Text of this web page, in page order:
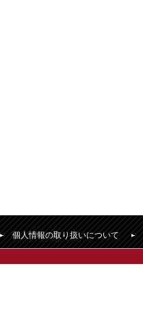
個人情報の取り扱いについて